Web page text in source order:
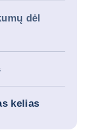
dėl
kelias